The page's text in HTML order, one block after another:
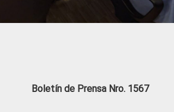
Boletín de Prensa Nro. 1567